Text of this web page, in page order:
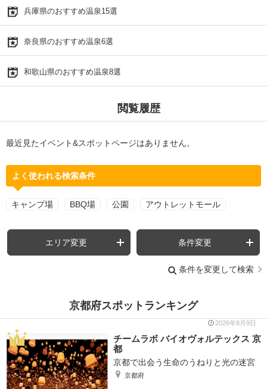
兵庫県のおすすめ温泉15選
奈良県のおすすめ温泉6選
和歌山県のおすすめ温泉8選
閲覧履歴
最近見たイベント&スポットページはありません。
よく使われる検索条件
キャンプ場 BBQ場 公園 アウトレットモール
エリア変更 条件変更
条件を変更して検索
京都府スポットランキング
2026年8月9日
チームラボ バイオヴォルテックス 京
都
京都で出会う生命のうねりと光の迷宮
京都府